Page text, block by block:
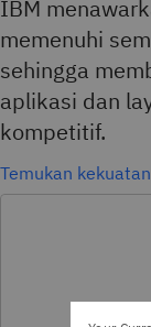
IBM
memenuhi
sehingga
aplikasi dan
kompetitif.
Temukan